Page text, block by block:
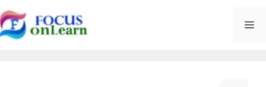
Skip
to
content